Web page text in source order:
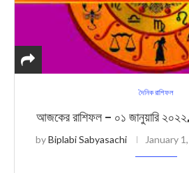
দৈনিক রাশিফল
আজকের রাশিফল – ০১ জানুয়ারি
byBiplabi Sabyasachi January